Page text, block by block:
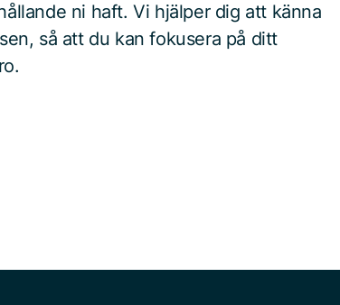
ni haft. Vi hjälper dig att känna
så att du kan fokusera på ditt